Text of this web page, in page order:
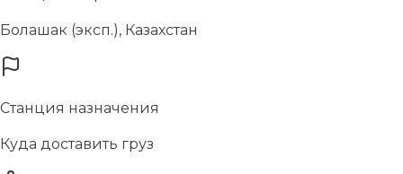
Болашак (эксп.), Казахстан
Станция назначения
Куда доставить груз